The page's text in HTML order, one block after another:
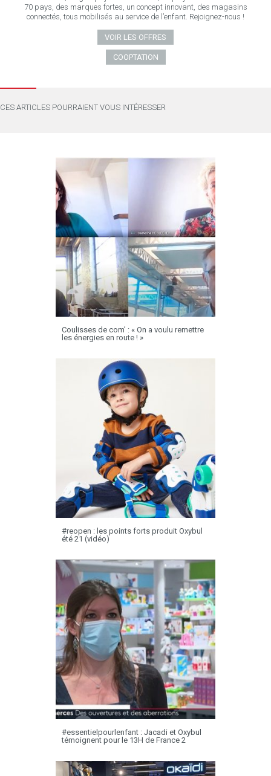
70 pays, des marques fortes, un concept innovant, des magasins
connectés, tous mobilisés au service de l’enfant. Rejoignez-nous !
VOIR LES OFFRES
COOPTATION
CES ARTICLES POURRAIENT VOUS INTÉRESSER
Coulisses de com’ : « On a voulu remettre
les énergies en route ! »
#reopen : les points forts produit Oxybul
été 21 (vidéo)
#essentielpourlenfant : Jacadi et Oxybul
témoignent pour le 13H de France 2